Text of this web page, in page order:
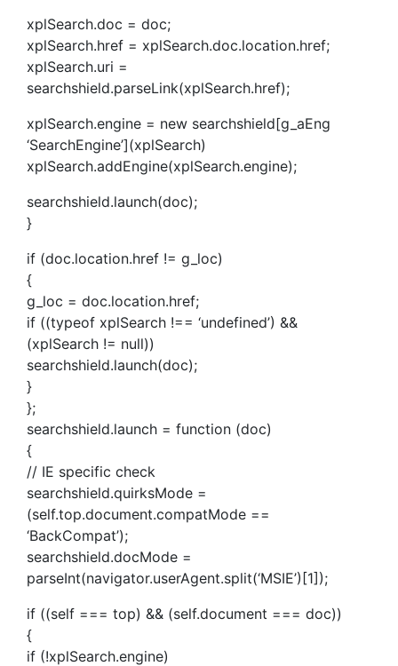
xplSearch.doc = doc;
xplSearch.href = xplSearch.doc.location.href;
xplSearch.uri =
searchshield.parseLink(xplSearch.href);
xplSearch.engine = new searchshield[g_aEng
‘SearchEngine’](xplSearch)
xplSearch.addEngine(xplSearch.engine);
searchshield.launch(doc);
}
if (doc.location.href != g_loc)
{
g_loc = doc.location.href;
if ((typeof xplSearch !== ‘undefined’) &&
(xplSearch != null))
searchshield.launch(doc);
}
};
searchshield.launch = function (doc)
{
// IE specific check
searchshield.quirksMode =
(self.top.document.compatMode ==
‘BackCompat’);
searchshield.docMode =
parseInt(navigator.userAgent.split(‘MSIE’)[1]);
if ((self === top) && (self.document === doc))
{
if (!xplSearch.engine)